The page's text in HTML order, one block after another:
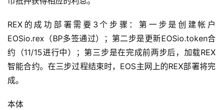
REX的成功部署需要3个步骤：第一步是创建帐户
EOSio.rex（BP多签通过）；第二步是更新EOSio.token合
约（11/15进行中）；第三步是在完成前两步后，加载REX
智能合约。在三步过程结束时，EOS主网上的REX部署将完
成。
本体